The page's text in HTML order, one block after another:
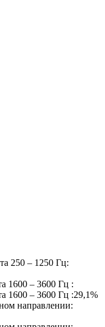
250 – 1250 Гц:
1600 – 3600 Гц :
1600 – 3600 Гц :29,1%
направлении: